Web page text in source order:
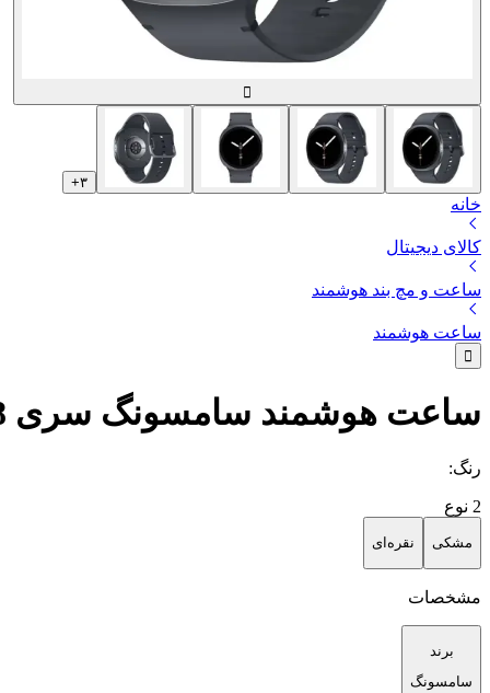
۳+
خانه
کالای دیجیتال
ساعت و مچ بند هوشمند
ساعت هوشمند
ساعت هوشمند سامسونگ سری Galaxy Watch 8 سایز 44 میلی‌متری - بند پلاستیکی
رنگ:
2 نوع
مشکی نقره‌ای
مشخصات
برند
سامسونگ